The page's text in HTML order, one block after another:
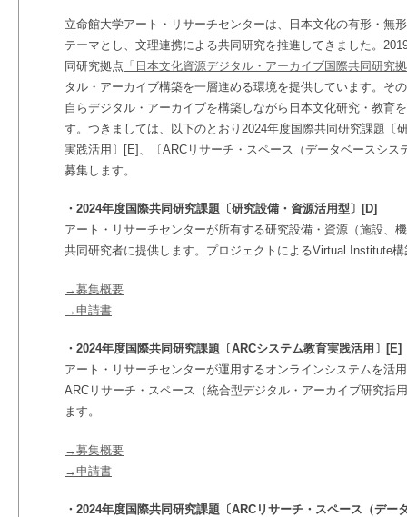
立命館大学アート・リサーチセンターは、日本文化の有形・無
テーマとし、文理連携による共同研究を推進してきました。
同研究拠点 「日本文化資源デジタル・アーカイブ国際共同研究
タル・アーカイブ構築を一層進める環境を提供しています。そ
自らデジタル・アーカイブを構築しながら日本文化研究・教育
す。つきましては、以下のとおり2024年度国際共同研究課題〔
実践活用〕[E]、〔ARCリサーチ・スペース（データベースシ
募集します。
・2024年度国際共同研究課題〔研究設備・資源活用型〕[D]
アート・リサーチセンターが所有する研究設備・資源（施設、
共同研究者に提供します。プロジェクトによるVirtual Institute
→募集概要
→申請書
・2024年度国際共同研究課題〔ARCシステム教育実践活用〕[E]
アート・リサーチセンターが運用するオンラインシステムを活
ARCリサーチ・スペース（統合型デジタル・アーカイブ研究括
ます。
→募集概要
→申請書
・2024年度国際共同研究課題〔ARCリサーチ・スペース（デ